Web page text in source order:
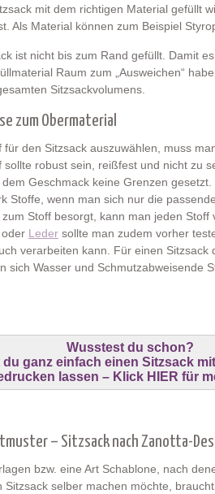
mit dem richtigen Material gefüllt
Als Material können zum Beispiel
ist nicht bis zum Rand gefüllt. Damit
Raum zum „Ausweichen“
Sitzsackvolumens.
zum Obermaterial
für den Sitzsack auszuwählen, muss
sollte robust sein, reißfest und nicht zu
Geschmack keine Grenzen
Stoffe, wenn man sich nur die
Stoff besorgt, kann man jeden Stoff
Leder sollte man zudem vorher
verarbeiten kann. Für einen Sitzsack
sich Wasser und Schmutzabweisende
Wusstest du schon?
du ganz einfach einen Sitzsack
lassen – Klick HIER für
– Sitzsack nach Zanotta-
bzw. eine Art Schablone, nach
Sitzsack selber machen möchte,